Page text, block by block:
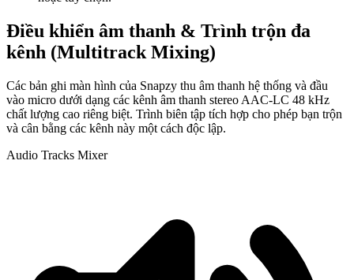
Điều khiển âm thanh & Trình trộn đa
kênh (Multitrack Mixing)
Các bản ghi màn hình của Snapzy thu âm thanh hệ thống và đầu
vào micro dưới dạng các kênh âm thanh stereo AAC-LC 48 kHz
chất lượng cao riêng biệt. Trình biên tập tích hợp cho phép bạn trộn
và cân bằng các kênh này một cách độc lập.
Audio Tracks Mixer